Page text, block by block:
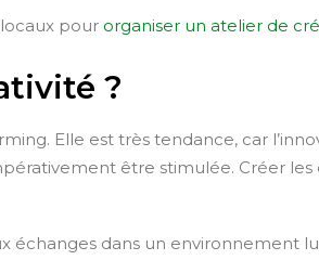
pour organiser un atelier de
?
Elle est très tendance, car
être stimulée. Créer
échanges dans un environnement